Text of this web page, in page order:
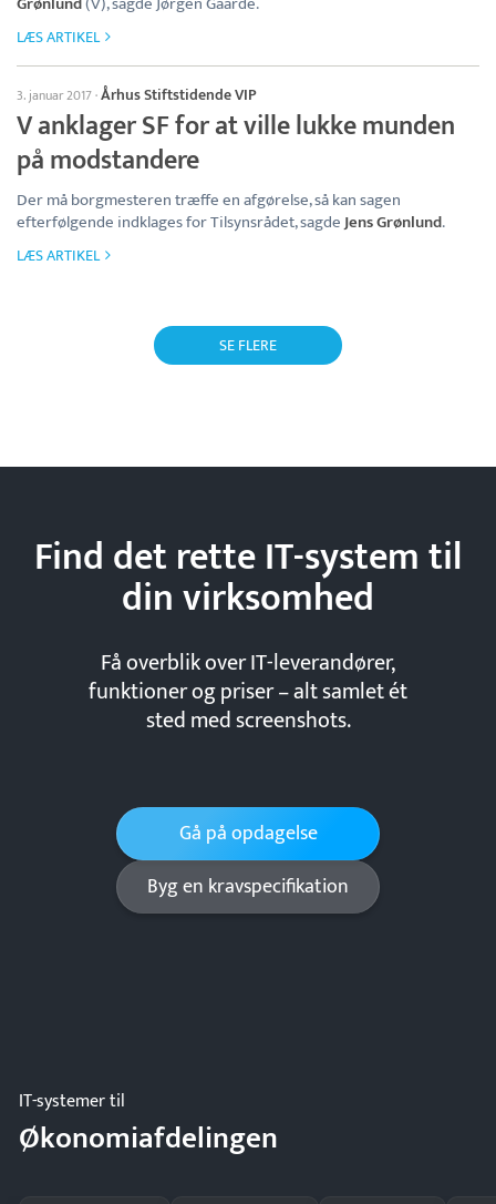
LÆS ARTIKEL
3. januar 2017·Århus Stiftstidende VIP
V anklager SF for at ville lukke munden
på modstandere
Der må borgmesteren træffe en afgørelse, så kan sagen
efterfølgende indklages for Tilsynsrådet, sagdeJens Grønlund.
LÆS ARTIKEL
SE FLERE
Find det rette IT-system til
dinvirksomhed
Få overblik over IT-leverandører,
funktioner og priser – alt samlet ét
sted med screenshots.
Gå på opdagelse
Byg en kravspecifikation
IT-systemer til
Økonomiafdelingen